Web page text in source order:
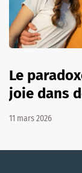
Le
joie dans
11 mars 2026